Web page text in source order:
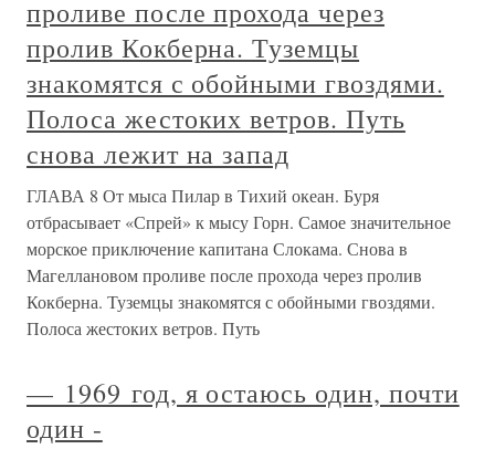
проливе после прохода через
пролив Кокберна. Туземцы
знакомятся с обойными гвоздями.
Полоса жестоких ветров. Путь
снова лежит на запад
ГЛАВА 8 От мыса Пилар в Тихий океан. Буря
отбрасывает «Спрей» к мысу Горн. Самое значительное
морское приключение капитана Слокама. Снова в
Магеллановом проливе после прохода через пролив
Кокберна. Туземцы знакомятся с обойными гвоздями.
Полоса жестоких ветров. Путь
— 1969 год, я остаюсь один, почти
один -